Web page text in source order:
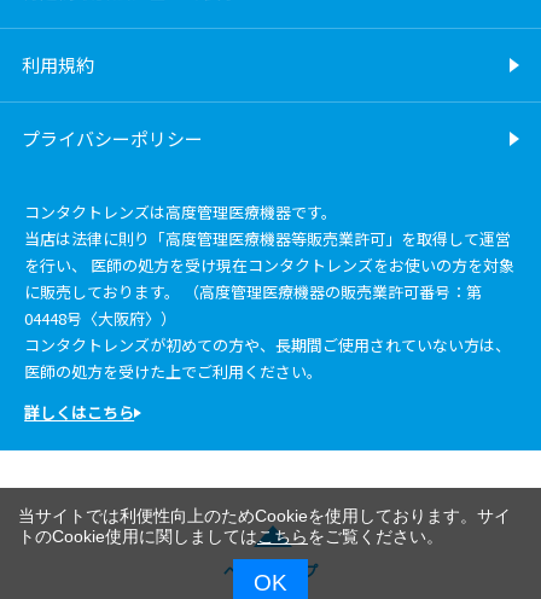
利用規約
プライバシーポリシー
コンタクトレンズは高度管理医療機器です。
当店は法律に則り「高度管理医療機器等販売業許可」を取得して運営
を行い、 医師の処方を受け現在コンタクトレンズをお使いの方を対象
に販売しております。 （高度管理医療機器の販売業許可番号：第
04448号〈大阪府〉）
コンタクトレンズが初めての方や、長期間ご使用されていない方は、
医師の処方を受けた上でご利用ください。
詳しくはこちら
ページトップ
当サイトでは利便性向上のためCookieを使用しております。サイ
トのCookie使用に関しましてはこちらをご覧ください。
OK